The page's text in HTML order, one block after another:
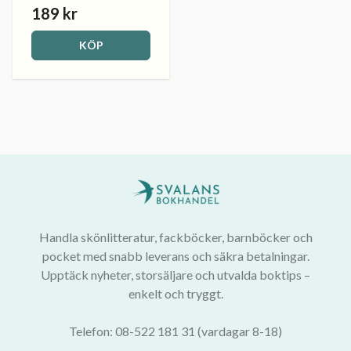
189 kr
KÖP
Handla skönlitteratur, fackböcker, barnböcker och
pocket med snabb leverans och säkra betalningar.
Upptäck nyheter, storsäljare och utvalda boktips –
enkelt och tryggt.
Telefon: 08-522 181 31 (vardagar 8-18)